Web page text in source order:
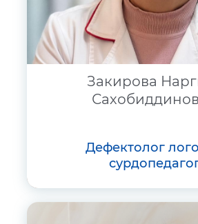
Закирова
дефектолог логопед